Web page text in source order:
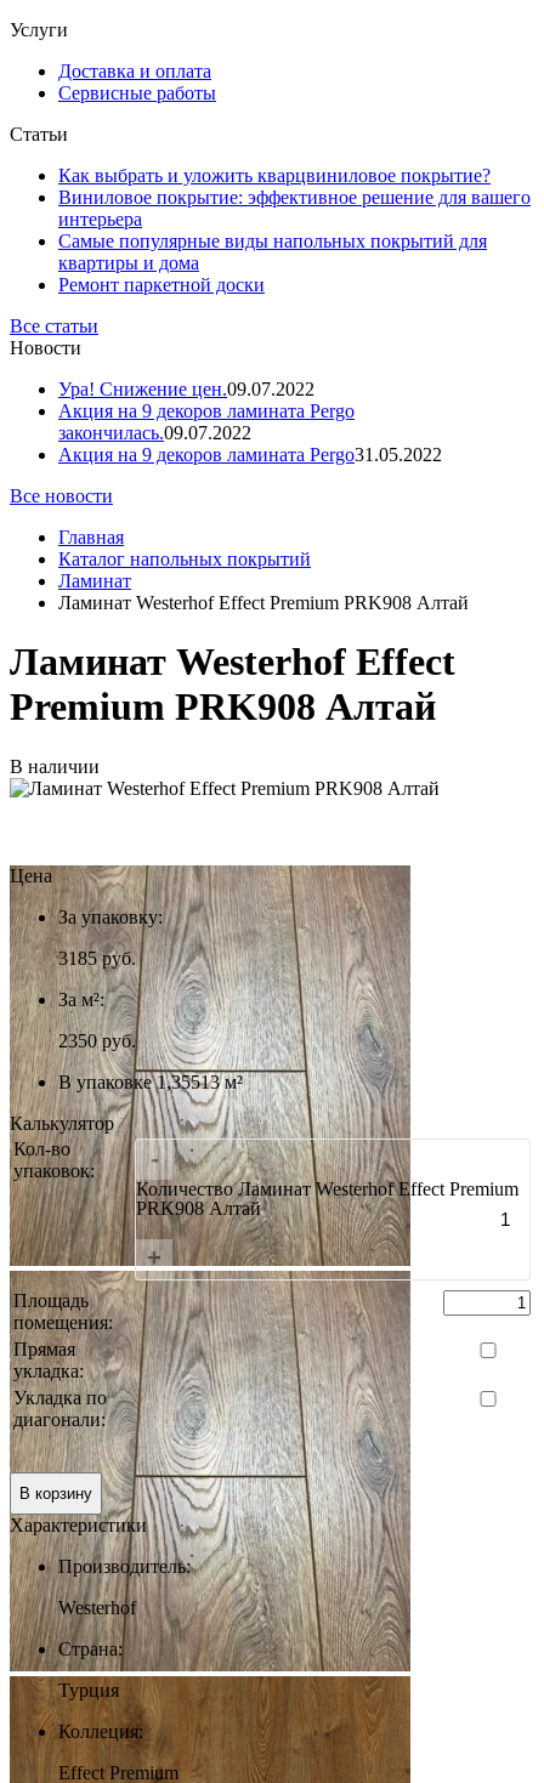
Услуги
Доставка и оплата
Сервисные работы
Статьи
Как выбрать и уложить кварцвиниловое покрытие?
Виниловое покрытие: эффективное решение для вашего
интерьера
Самые популярные виды напольных покрытий для
квартиры и дома
Ремонт паркетной доски
Все статьи
Новости
Ура! Снижение цен.09.07.2022
Акция на 9 декоров ламината Pergo
закончилась.09.07.2022
Акция на 9 декоров ламината Pergo31.05.2022
Все новости
Главная
Каталог напольных покрытий
Ламинат
Ламинат Westerhof Effect Premium PRK908 Алтай
Ламинат Westerhof Effect
Premium PRK908 Алтай
В наличии
Цена
За упаковку:
3185руб.
За м²:
2350 руб.
В упаковке 1,35513 м²
Калькулятор
Кол-во
упаковок:
-
Количество Ламинат Westerhof Effect Premium
PRK908 Алтай
+
Площадь
помещения:
Прямая
укладка:
Укладка по
диагонали:
Итого:
0 руб.
В корзину
Характеристики
Производитель:
Westerhof
Страна:
Турция
Коллеция:
Effect Premium